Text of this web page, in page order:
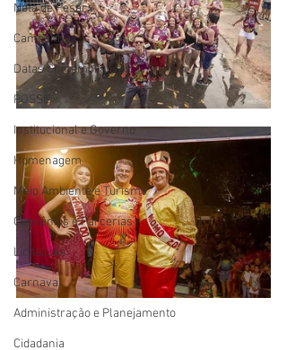
Nota de Pesar
Campanhas
Datas Comemorativas
POSSE
Institucional e Governo
Homenagem
Meio Ambiente e Turismo
Convênios e Parcerias
Licitações
Carnaval
Administração e Planejamento
Cidadania